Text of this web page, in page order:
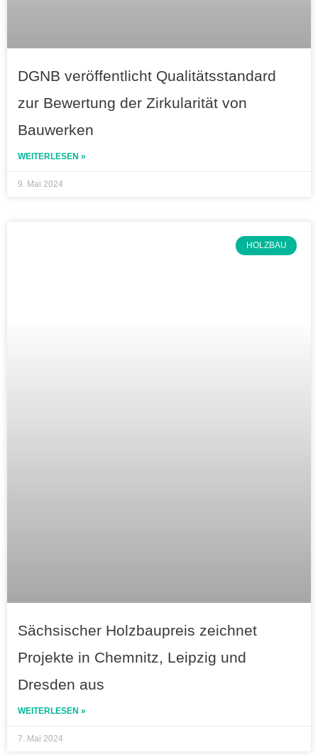
DGNB veröffentlicht Qualitätsstandard
zur Bewertung der Zirkularität von
Bauwerken
WEITERLESEN »
9. Mai 2024
HOLZBAU
Sächsischer Holzbaupreis zeichnet
Projekte in Chemnitz, Leipzig und
Dresden aus
WEITERLESEN »
7. Mai 2024